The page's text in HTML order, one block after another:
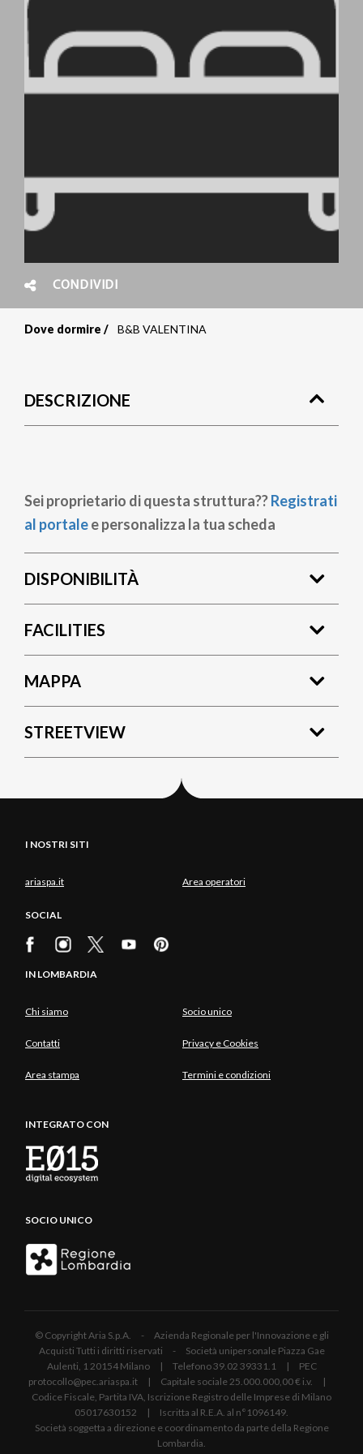
CONDIVIDI
pane
Dove dormire B&B VALENTINA
DESCRIZIONE
Sei proprietario di questa struttura??Registrati
al portalee personalizza la tua scheda
DISPONIBILITÀ
FACILITIES
MAPPA
STREETVIEW
I NOSTRI SITI
ariaspa.it Area operatori
SOCIAL
IN LOMBARDIA
Chi siamo Socio unico
Contatti Privacy e Cookies
Area stampa Termini e condizioni
INTEGRATO CON
SOCIO UNICO
© Copyright Aria S.p.A. - Azienda Regionale per l'Innovazione e gli
Acquisti Tutti i diritti riservati - Società unipersonale Piazza Gae
Aulenti, 1 20154 Milano | Telefono 39.02 39331.1 | PEC
protocollo@pec.ariaspa.it | Capitale sociale 25.000.000,00 € i.v. |
Codice Fiscale, Partita IVA, Iscrizione Registro delle Imprese di Milano
05017630152 | Iscritta al R.E.A. al n°1096149.
Società soggetta a direzione e coordinamento da parte della Regione
Lombardia.